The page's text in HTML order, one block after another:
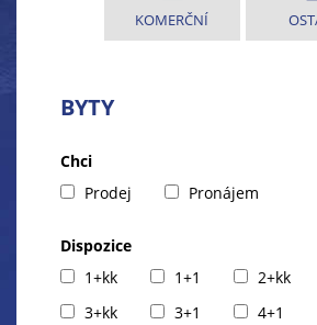
KOMERČNÍ
BYTY
Chci
Prodej
Pronájem
Dispozice
1+kk
1+1 2+kk
3+kk
3+1 4+1